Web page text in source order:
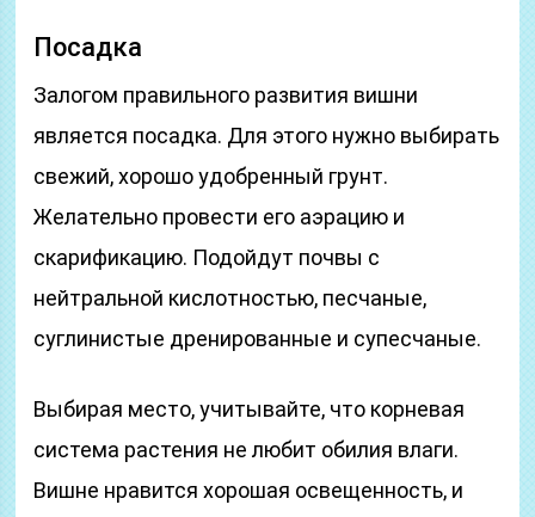
Посадка
Залогом правильного развития вишни
является посадка. Для этого нужно выбирать
свежий, хорошо удобренный грунт.
Желательно провести его аэрацию и
скарификацию. Подойдут почвы с
нейтральной кислотностью, песчаные,
суглинистые дренированные и супесчаные.
Выбирая место, учитывайте, что корневая
система растения не любит обилия влаги.
Вишне нравится хорошая освещенность, и